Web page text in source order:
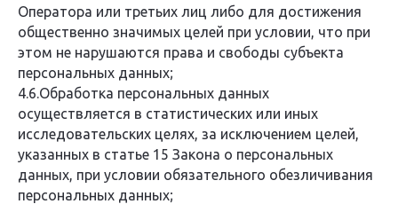
Оператора или третьих лиц либо для достижения
общественно значимых целей при условии, что при
этом не нарушаются права и свободы субъекта
персональных данных;
4.6.Обработка персональных данных
осуществляется в статистических или иных
исследовательских целях, за исключением целей,
указанных в статье 15 Закона о персональных
данных, при условии обязательного обезличивания
персональных данных;